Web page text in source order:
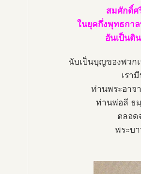
สมศักดิ์ศ
ในยุคกึ่งพุทธกา
อันเป็นดิ
นับเป็นบุญของพวก
เรา
ท่านพระอาจ
ท่านพ่อลี ธ
ตลอด
พระบ